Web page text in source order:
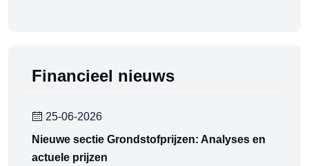
Financieel nieuws
25-06-2026
Nieuwe sectie Grondstofprijzen: Analyses en
actuele prijzen